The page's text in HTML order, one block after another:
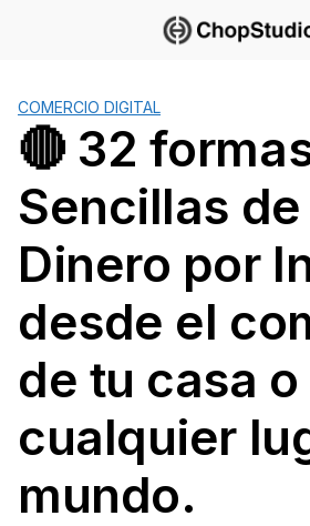
COMERCIO DIGITAL
🔴 32
Sencillas
Dinero por
desde el
de tu casa
cualquier
mundo.